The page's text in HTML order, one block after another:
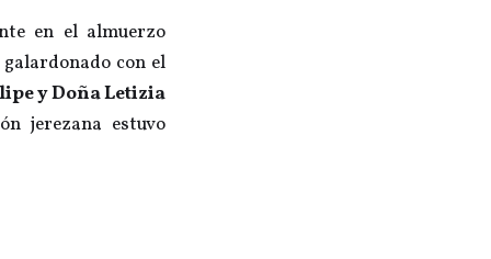
en el almuerzo
con el
y Doña Letizia
jerezana estuvo